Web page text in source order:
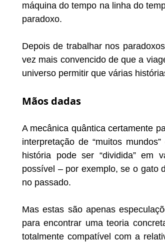
máquina do tempo na linha do
paradoxo.
Depois de trabalhar nos
vez mais convencido de que a
universo permitir que várias
Mãos dadas
A mecânica quântica certamente
interpretação de “muitos mundos”
história pode ser “dividida” em
possível – por exemplo, se o gato
no passado.
Mas estas são apenas
para encontrar uma teoria
totalmente compatível com a